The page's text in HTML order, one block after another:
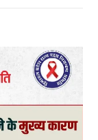
पुलिसकर्मी निलंबित
करोड़ खर्च, सरकार ने